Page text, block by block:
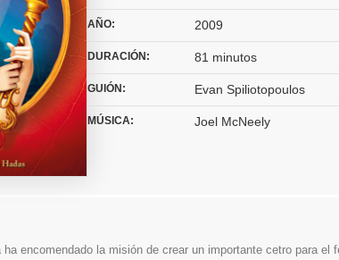
AÑO: 2009
DURACIÓN: 81 minutos
GUIÓN: Evan Spiliotopoulos
MÚSICA: Joel McNeely
encomendado la misión de crear un importante cetro para el